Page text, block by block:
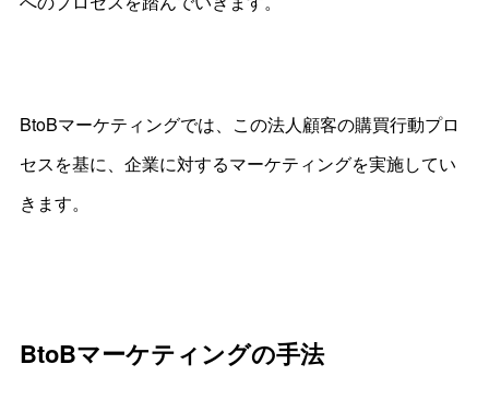
BtoBマーケティングでは、この法人顧客の購買行動プロ
セスを基に、企業に対するマーケティングを実施してい
きます。
BtoBマーケティングの手法